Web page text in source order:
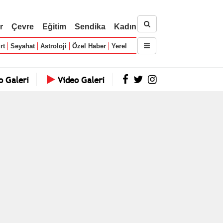
Çevre Eğitim Sendika Kadın
Seyahat Astroloji Özel Haber Yerel
Galeri Video Galeri